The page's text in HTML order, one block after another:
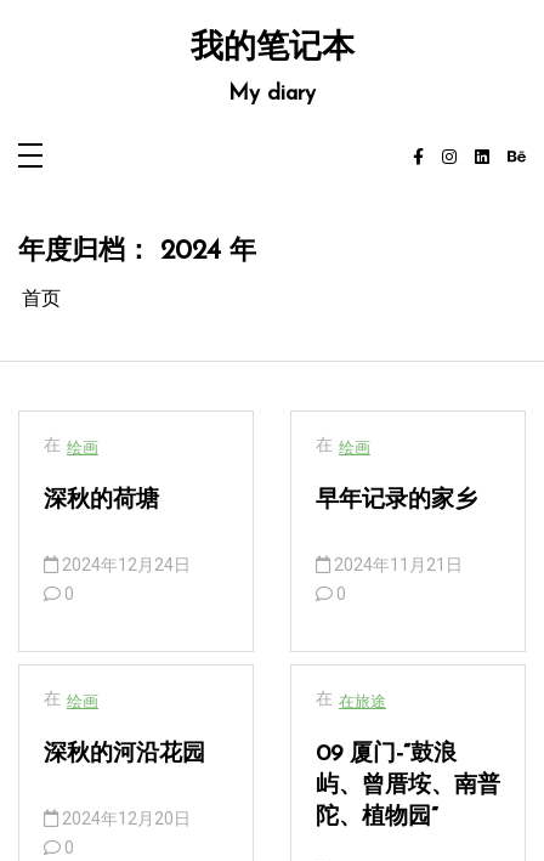
我的笔记本
My diary
年度归档： 2024 年
首页
在 绘画
深秋的荷塘
2024年12月24日
0
在 绘画
深秋的河沿花园
2024年12月20日
0
在 绘画
早年记录的家乡
2024年11月21日
0
在 在旅途
09 厦门-“鼓浪
屿、曾厝垵、南普
陀、植物园”